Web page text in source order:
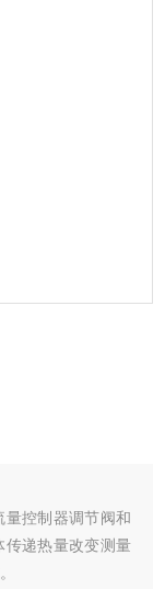
控制器调节阀和
传递热量改变测量